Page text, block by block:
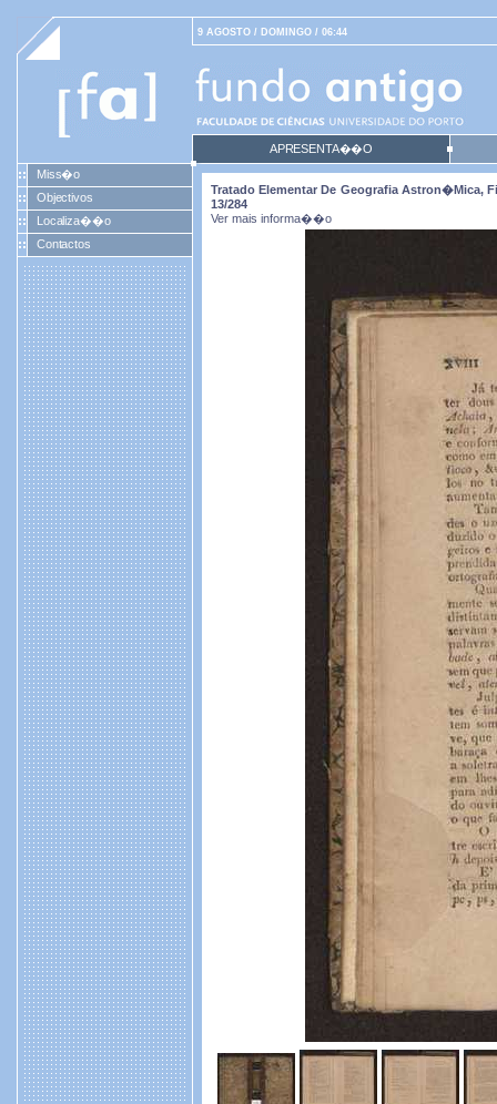
9 AGOSTO / DOMINGO / 06:44
APRESENTA��O
Miss�o
Objectivos
Localiza��o
Contactos
Tratado Elementar De Geografia Astron�mica,
13/284
Ver mais informa��o